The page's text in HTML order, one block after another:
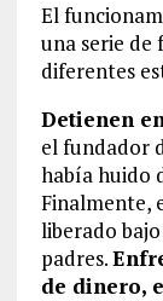
El
una serie de
diferentes
Detienen
el fundador
había huido
Finalmente,
liberado
padres.
de dinero,